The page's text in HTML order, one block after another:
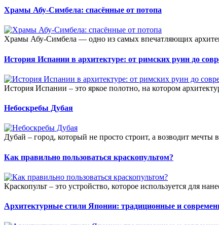
Храмы Абу-Симбела: спасённые от потопа
Храмы Абу-Симбела — одно из самых впечатляющих
История Испании в архитектуре: от римских руин до
История Испании – это яркое полотно, на котором
Небоскребы Дубая
Дубай – город, который не просто строит, а возводит мечты
Как правильно пользоваться краскопультом?
Краскопульт – это устройство, которое используется для
Архитектурные стили Японии: традиционные и